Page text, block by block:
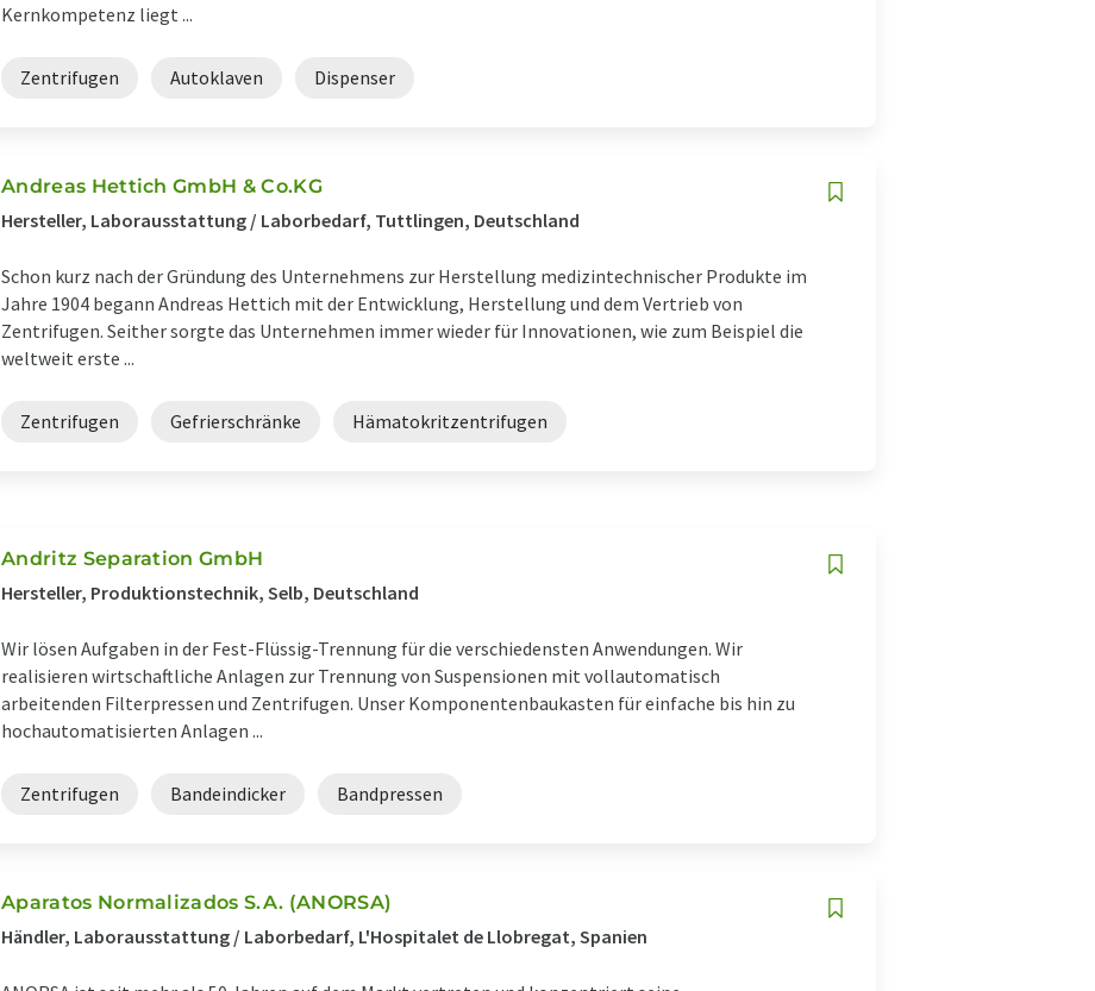
Kernkompetenz liegt ...
Zentrifugen Autoklaven Dispenser
Andreas Hettich GmbH & Co.KG
Hersteller, Laborausstattung / Laborbedarf, Tuttlingen, Deutschland
Schon kurz nach der Gründung des Unternehmens zur Herstellung medizintechnischer Produkte im
Jahre 1904 begann Andreas Hettich mit der Entwicklung, Herstellung und dem Vertrieb von
Zentrifugen. Seither sorgte das Unternehmen immer wieder für Innovationen, wie zum Beispiel die
weltweit erste ...
Zentrifugen Gefrierschränke Hämatokritzentrifugen
Andritz Separation GmbH
Hersteller, Produktionstechnik, Selb, Deutschland
Wir lösen Aufgaben in der Fest-Flüssig-Trennung für die verschiedensten Anwendungen. Wir
realisieren wirtschaftliche Anlagen zur Trennung von Suspensionen mit vollautomatisch
arbeitenden Filterpressen und Zentrifugen. Unser Komponentenbaukasten für einfache bis hin zu
hochautomatisierten Anlagen ...
Zentrifugen Bandeindicker Bandpressen
Aparatos Normalizados S.A. (ANORSA)
Händler, Laborausstattung / Laborbedarf, L'Hospitalet de Llobregat, Spanien